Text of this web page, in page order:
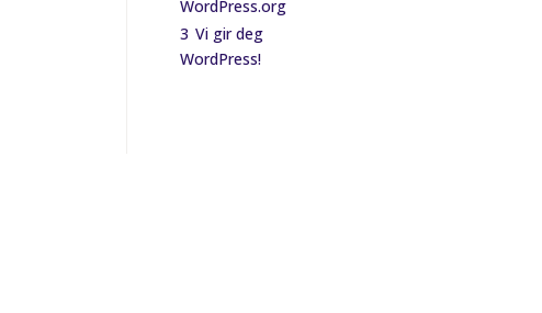
WordPress.org
3 Vi gir deg
WordPress!